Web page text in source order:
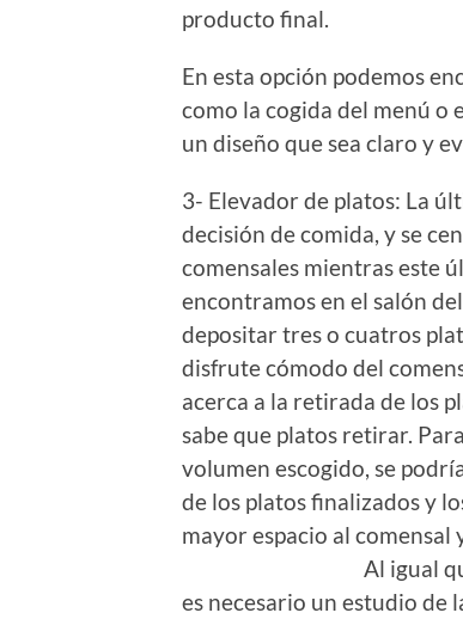
producto final.
En esta opción podemos
como la cogida del menú o
un diseño que sea claro y
3- Elevador de platos: La
decisión de comida, y se
comensales mientras este
encontramos en el salón
depositar tres o cuatros
disfrute cómodo del
acerca a la retirada de los
sabe que platos retirar.
volumen escogido, se
de los platos finalizados y
mayor espacio al
Al igual que en la
es necesario un estudio de